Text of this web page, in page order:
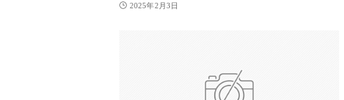
2025年2月3日